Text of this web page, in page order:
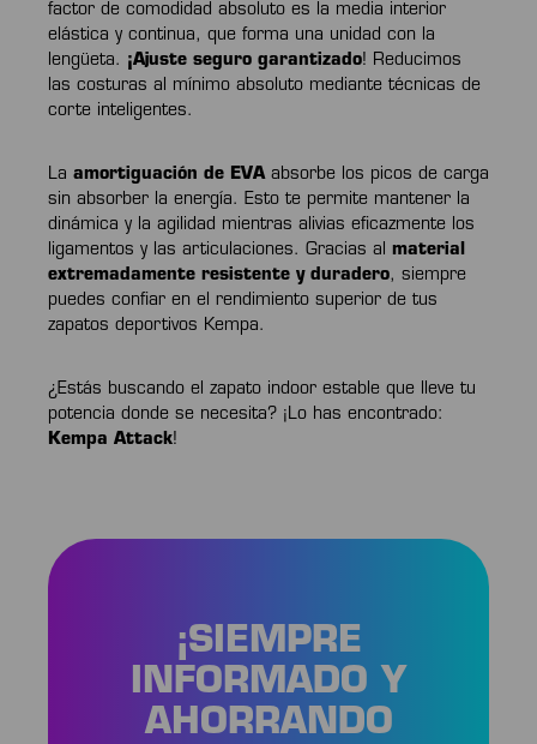
factor de comodidad absoluto es la media interior
elástica y continua, que forma una unidad con la
lengüeta. ¡Ajuste seguro garantizado! Reducimos
las costuras al mínimo absoluto mediante técnicas de
corte inteligentes.
La amortiguación de EVAabsorbe los picos de carga
sin absorber la energía. Esto te permite mantener la
dinámica y la agilidad mientras alivias eficazmente los
ligamentos y las articulaciones. Gracias al material
extremadamente resistente y duradero, siempre
puedes confiar en el rendimiento superior de tus
zapatos deportivos Kempa.
¿Estás buscando el zapato indoor estable que lleve tu
potencia donde se necesita? ¡Lo has encontrado:
Kempa Attack!
¡SIEMPRE
INFORMADO Y
AHORRANDO